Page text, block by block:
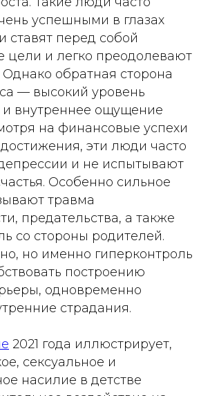
успешными в глазах
ставят перед собой
цели и легко преодолевают
Однако обратная сторона
— высокий уровень
и внутреннее ощущение
на финансовые успехи
эти люди часто
и не испытывают
Особенно сильное
травма
предательства, а также
со стороны родителей.
но именно гиперконтроль
построению
одновременно
страдания.
2021 года иллюстрирует,
сексуальное и
насилие в детстве